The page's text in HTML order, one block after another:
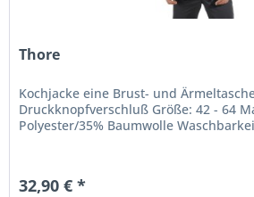
Thore
Kochjacke eine Brust- und
Druckknopfverschluß Größe: 42 - 64
Polyester/35% Baumwolle
32,90 € *